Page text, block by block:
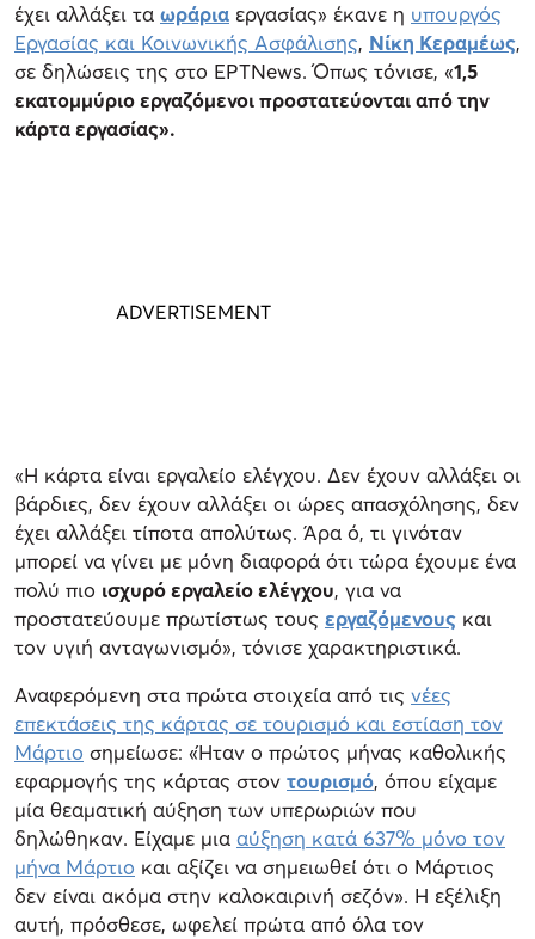
έχει αλλάξει τα ωράρια εργασίας» έκανε η υπουργός
Εργασίας και Κοινωνικής Ασφάλισης, Νίκη Κεραμέως,
σε δηλώσεις της στο ΕΡΤNews. Όπως τόνισε, «1,5
εκατομμύριο εργαζόμενοι προστατεύονται από την
κάρτα εργασίας».
«Η κάρτα είναι εργαλείο ελέγχου. Δεν έχουν αλλάξει οι
βάρδιες, δεν έχουν αλλάξει οι ώρες απασχόλησης, δεν
έχει αλλάξει τίποτα απολύτως. Άρα ό, τι γινόταν
μπορεί να γίνει με μόνη διαφορά ότι τώρα έχουμε ένα
πολύ πιο ισχυρό εργαλείο ελέγχου, για να
προστατεύουμε πρωτίστως τους εργαζόμενους και
τον υγιή ανταγωνισμό», τόνισε χαρακτηριστικά.
Αναφερόμενη στα πρώτα στοιχεία από τις νέες
επεκτάσεις της κάρτας σε τουρισμό και εστίαση τον
Μάρτιο σημείωσε: «Ήταν ο πρώτος μήνας καθολικής
εφαρμογής της κάρτας στον τουρισμό, όπου είχαμε
μία θεαματική αύξηση των υπερωριών που
δηλώθηκαν. Είχαμε μια αύξηση κατά 637% μόνο τον
μήνα Μάρτιο και αξίζει να σημειωθεί ότι ο Μάρτιος
δεν είναι ακόμα στην καλοκαιρινή σεζόν». Η εξέλιξη
αυτή, πρόσθεσε, ωφελεί πρώτα από όλα τον